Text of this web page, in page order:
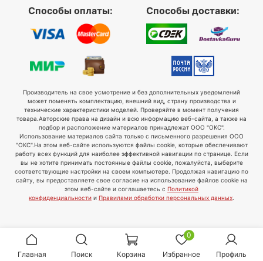
Способы оплаты: Способы доставки:
Производитель на свое усмотрение и без дополнительных уведомлений
может поменять комплектацию, внешний вид, страну производства и
технические характеристики моделей. Проверяйте в момент получения
товара. Авторские права на дизайн и всю информацию веб-сайта, а также на
подбор и расположение материалов принадлежат ООО "ОКС".
Использование материалов сайта только с письменного разрешения ООО
"ОКС".На этом веб-сайте используются файлы cookie, которые обеспечивают
работу всех функций для наиболее эффективной навигации по странице. Если
вы не хотите принимать постоянные файлы cookie, пожалуйста, выберите
соответствующие настройки на своем компьютере. Продолжая навигацию по
сайту, вы предоставляете свое согласие на использование файлов cookie на
этом веб-сайте и соглашаетесь с Политикой
конфиденциальности и Правилами обработки персональных данных
Главная Поиск Корзина
0
Избранное Профиль